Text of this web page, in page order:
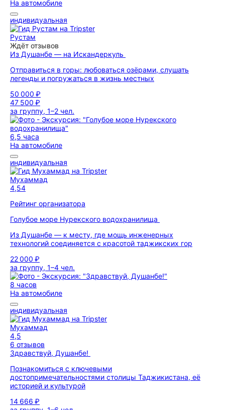
На автомобиле
индивидуальная
Рустам
Ждёт отзывов
Из Душанбе — на Искандеркуль
Отправиться в горы: любоваться озёрами, слушать
легенды и погружаться в жизнь местных
50 000 ₽
47 500 ₽
за группу, 1–2 чел.
6,5 часа
На автомобиле
индивидуальная
Мухаммад
4,54
Рейтинг организатора
Голубое море Нурекского водохранилища
Из Душанбе — к месту, где мощь инженерных
технологий соединяется с красотой таджикских гор
22 000 ₽
за группу, 1–4 чел.
8 часов
На автомобиле
индивидуальная
Мухаммад
4,5
6 отзывов
Здравствуй, Душанбе!
Познакомиться с ключевыми
достопримечательностями столицы Таджикистана, её
историей и культурой
14 666 ₽